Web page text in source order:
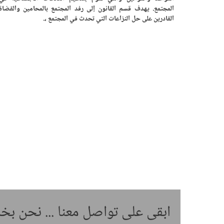
المجتمع. يهدف قسم القانون إلى رفد المجتمع بالمحامين
القادرين على حل النزاعات التي تحدث في المجتمع ،.
ابقى على تواصل معنا ... نحن